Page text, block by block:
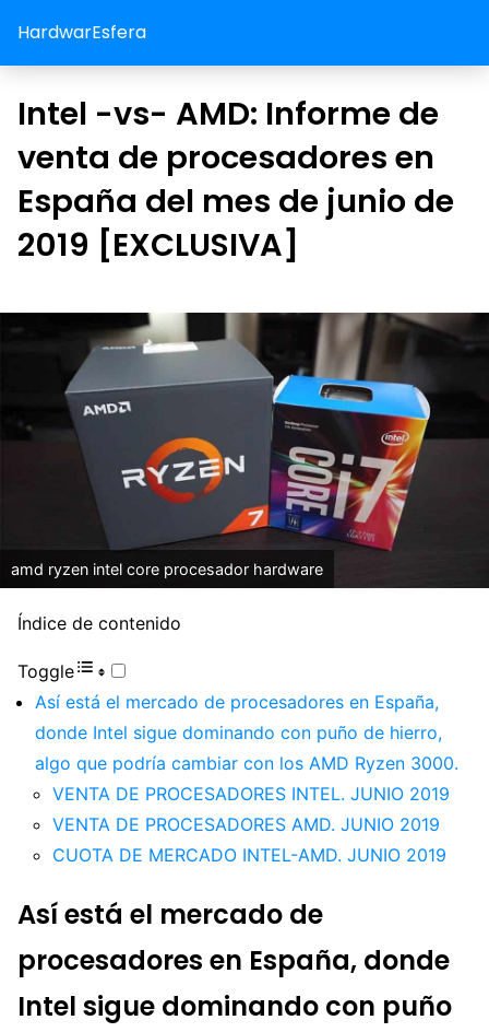
HardwarEsfera
Intel -vs- AMD: Informe de
venta de procesadores en
España del mes de junio de
2019 [EXCLUSIVA]
amd ryzen intel core procesador hardware
Índice de contenido
Toggle
Así está el mercado de procesadores en España,
donde Intel sigue dominando con puño de hierro,
algo que podría cambiar con los AMD Ryzen 3000.
VENTA DE PROCESADORES INTEL. JUNIO 2019
VENTA DE PROCESADORES AMD. JUNIO 2019
CUOTA DE MERCADO INTEL-AMD. JUNIO 2019
Así está el mercado de
procesadores en España, donde
Intel sigue dominando con puño